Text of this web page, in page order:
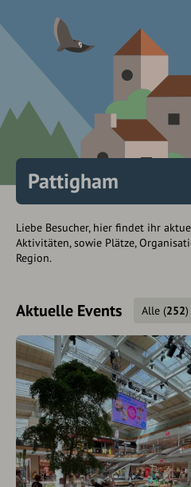
Pattigham
Liebe Besucher, hier findet ihr
Aktivitäten, sowie Plätze,
Region.
Aktuelle Events Alle (252)